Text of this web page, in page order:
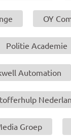
OY
Politie Academie
Automation
Groep